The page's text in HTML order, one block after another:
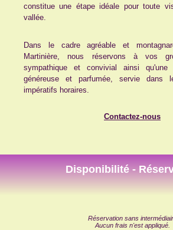
constitue une étape idéale pour toute
vallée.
Dans le cadre agréable et
Martinière, nous réservons à vos
sympathique et convivial ainsi qu'une
généreuse et parfumée, servie dans
impératifs horaires.
Contactez-nous
Disponibilité -
Réservation sans
Aucun frais n'est appliqué.